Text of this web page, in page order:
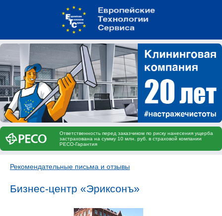
Ответственность перед заказчиком по риску нанесения ущерба
застрахована на сумму 10 млн. руб. в страховой компании
РЕСО-Гарантия
Рекомендательные письма и отзывы
Бизнес-центр «Эриксонъ»